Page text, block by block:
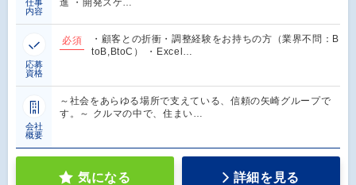
仕事
内容
進 ・開発スケ…
応募
資格
必須
・顧客との折衝・調整経験をお持ちの方（業界不問：B
toB,BtoC） ・Excel…
会社
概要
～社会をあらゆる場所で支えている、信頼の矢崎グループで
す。～ クルマの中で、住まい…
気になる 詳細を見る